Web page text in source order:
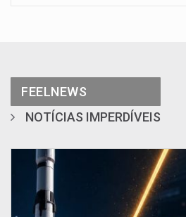
FEELNEWS
NOTÍCIAS IMPERDÍVEIS